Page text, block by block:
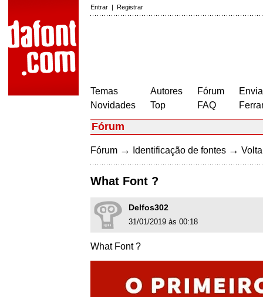
Entrar | Registrar
Temas
Novidades
Autores
Top
Fórum
FAQ
Fórum
Fórum → Identificação de fontes →
What Font ?
Delfos302
31/01/2019 às 00:18
What Font ?